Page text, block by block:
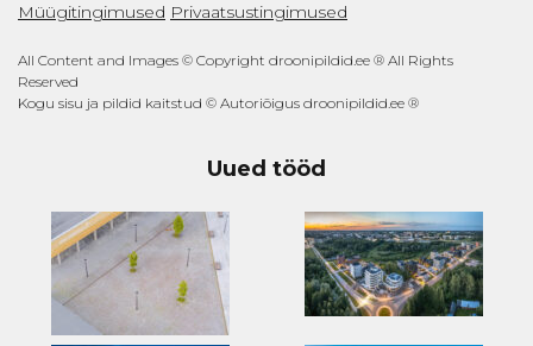
Müügitingimused Privaatsustingimused
All Content and Images © Copyright droonipildid.ee ® All Rights
Reserved
Kogu sisu ja pildid kaitstud © Autoriõigus droonipildid.ee ®
Uued tööd